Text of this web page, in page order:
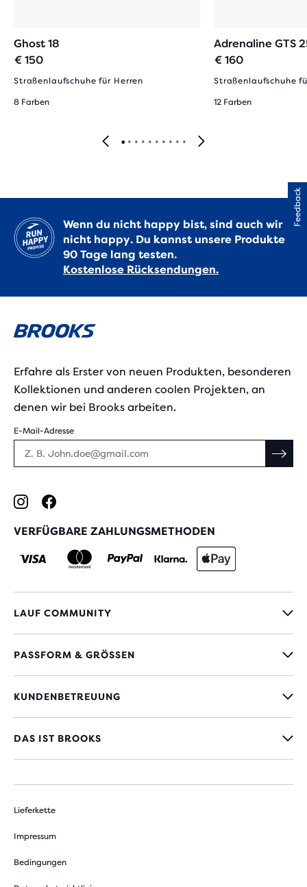
Ghost 18
€ 150
Straßenlaufschuhe für Herren
8 Farben
Adrenaline GTS
€ 160
Straßenlaufschuhe
12 Farben
Wenn du nicht happy bist, sind auch wir
nicht happy. Du kannst unsere Produkte
90 Tage lang testen.
Kostenlose Rücksendungen.
Erfahre als Erster von neuen Produkten, besonderen
Kollektionen und anderen coolen Projekten, an
denen wir bei Brooks arbeiten.
E-Mail-Adresse
VERFÜGBARE ZAHLUNGSMETHODEN
LAUF COMMUNITY
PASSFORM & GRÖSSEN
KUNDENBETREUUNG
DAS IST BROOKS
Lieferkette
Impressum
Bedingungen
Feedback